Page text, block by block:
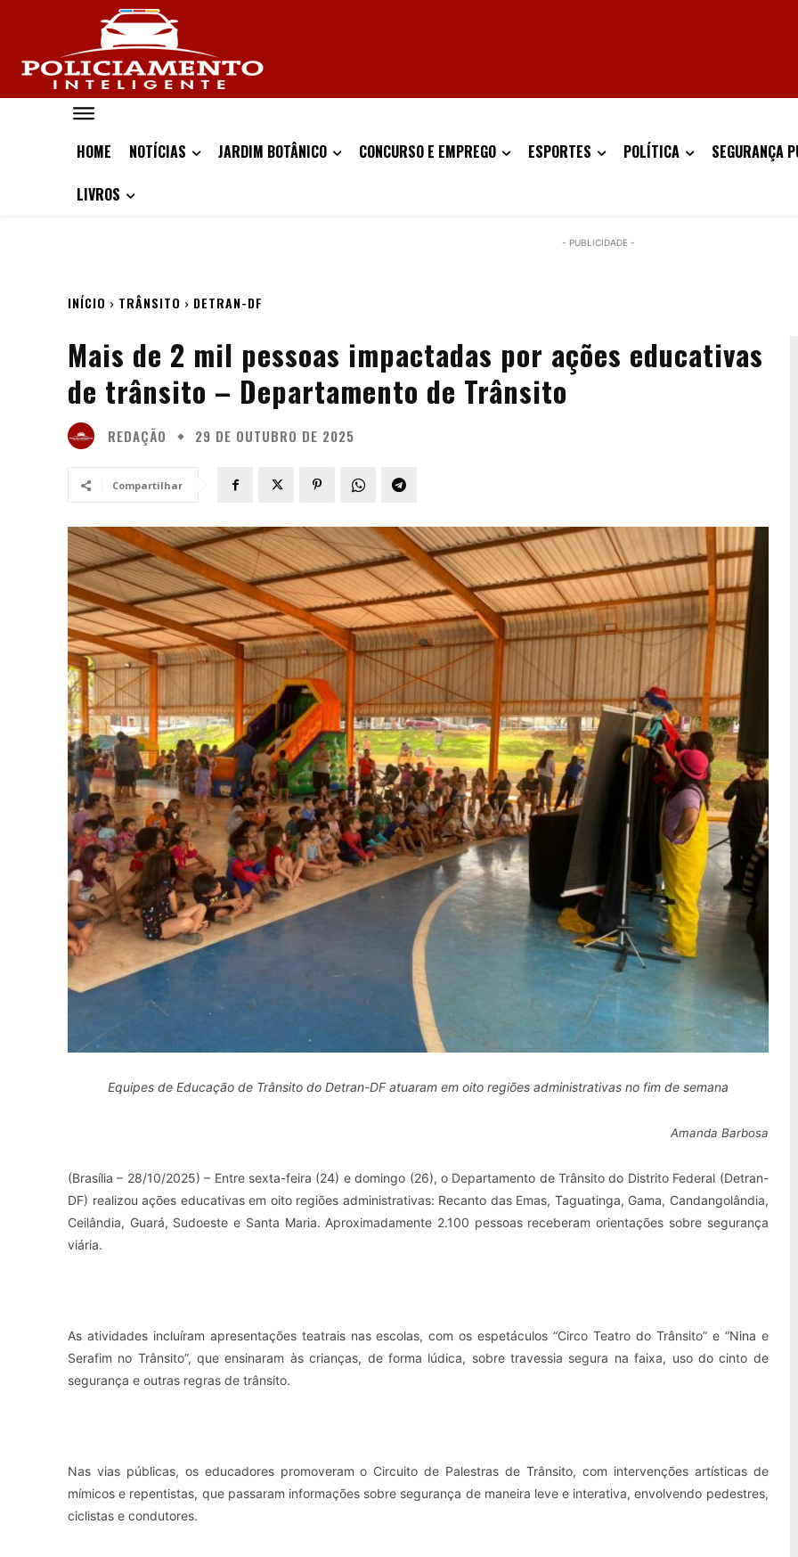
HOME NOTÍCIAS JARDIM BOTÂNICO CONCURSO E EMPREGO ESPORTES POLÍTICA SEGURANÇA
LIVROS
- PUBLICIDADE -
INÍCIO TRÂNSITO DETRAN-DF
Mais de 2 mil pessoas impactadas por ações educativas
de trânsito – Departamento de Trânsito
REDAÇÃO 29 DE OUTUBRO DE 2025
Compartilhar
Equipes de Educação de Trânsito do Detran-DF atuaram em oito regiões administrativas no fim de semana
Amanda Barbosa
(Brasília – 28/10/2025) – Entre sexta-feira (24) e domingo (26), o Departamento de Trânsito do Distrito Federal (Detran-
DF) realizou ações educativas em oito regiões administrativas: Recanto das Emas, Taguatinga, Gama, Candangolândia,
Ceilândia, Guará, Sudoeste e Santa Maria. Aproximadamente 2.100 pessoas receberam orientações sobre segurança
viária.
As atividades incluíram apresentações teatrais nas escolas, com os espetáculos “Circo Teatro do Trânsito” e “Nina e
Serafim no Trânsito”, que ensinaram às crianças, de forma lúdica, sobre travessia segura na faixa, uso do cinto de
segurança e outras regras de trânsito.
Nas vias públicas, os educadores promoveram o Circuito de Palestras de Trânsito, com intervenções artísticas de
mímicos e repentistas, que passaram informações sobre segurança de maneira leve e interativa, envolvendo pedestres,
ciclistas e condutores.